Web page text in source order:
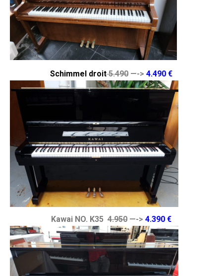
Schimmel droit5.490—-> 4.490 €
Kawai NO. K354.950—-> 4.390 €